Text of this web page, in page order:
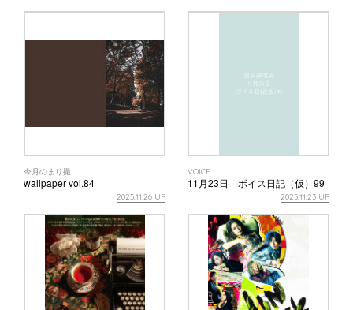
今月のまり撮
wallpaper vol.84
2025.11.26 UP
VOICE
11月23日 ボイス日記（仮）99
2025.11.23 UP